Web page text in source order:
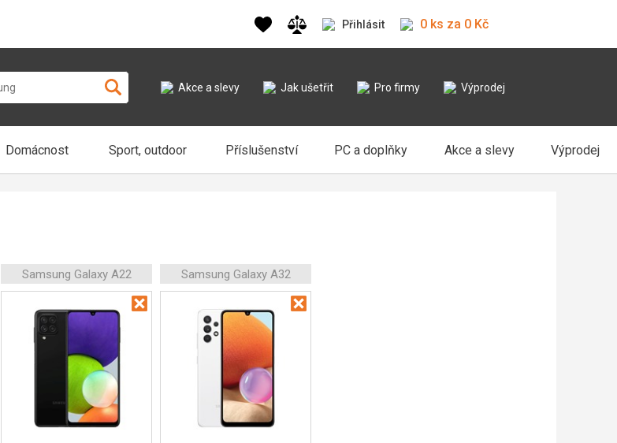
Přihlásit 0 ks za 0 Kč
Akce a slevy Jak ušetřit Pro firmy Výprodej
Domácnost Sport, outdoor Příslušenství PC a doplňky Akce a slevy Výprodej
Samsung Galaxy A22 Samsung Galaxy A32